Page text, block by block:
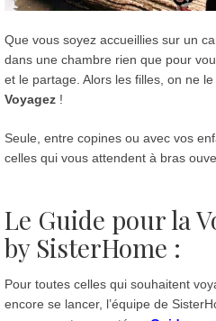
Que vous soyez accueillies sur un
dans une chambre rien que pour
et le partage. Alors les filles, on ne
Voyagez !
Seule, entre copines ou avec vos
celles qui vous attendent à bras
Le Guide pour la
by SisterHome :
Pour toutes celles qui souhaitent
encore se lancer, l’équipe de